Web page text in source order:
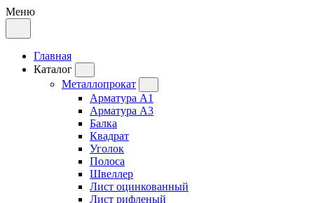
Меню
Главная
Каталог
Металлопрокат
Арматура А1
Арматура А3
Балка
Квадрат
Уголок
Полоса
Швеллер
Лист оцинкованный
Лист рифленый